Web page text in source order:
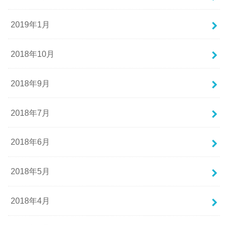
2019年1月
2018年10月
2018年9月
2018年7月
2018年6月
2018年5月
2018年4月